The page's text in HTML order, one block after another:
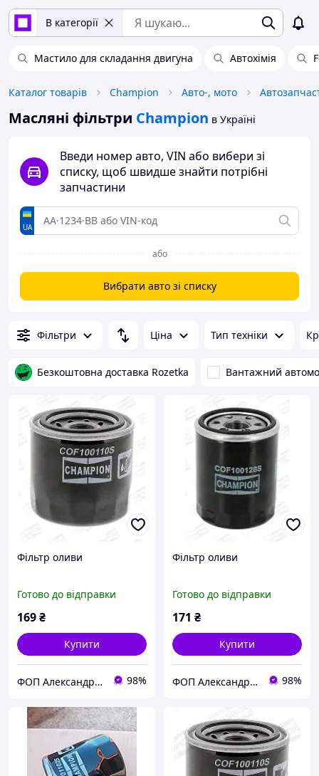
В категорії
Мастило для складання двигуна Автохімія
Каталог товарів Champion Авто-, мото
Масляні фільтри Champion в Україні
Введи номер авто, VIN або вибери зі
списку, щоб швидше знайти потрібні
запчастини
UA
або
Вибрати авто зі списку
Фільтри Ціна Тип техніки
Безкоштовна доставка Rozetka Вантажний
Фільтр оливи
Готово до відправки
169₴
Купити
ФОП Александрова Ірина Анатоліївна 98%
Фільтр оливи
Готово до відправки
171 ₴
Купити
ФОП Александрова Ірина Анатоліївна 98%